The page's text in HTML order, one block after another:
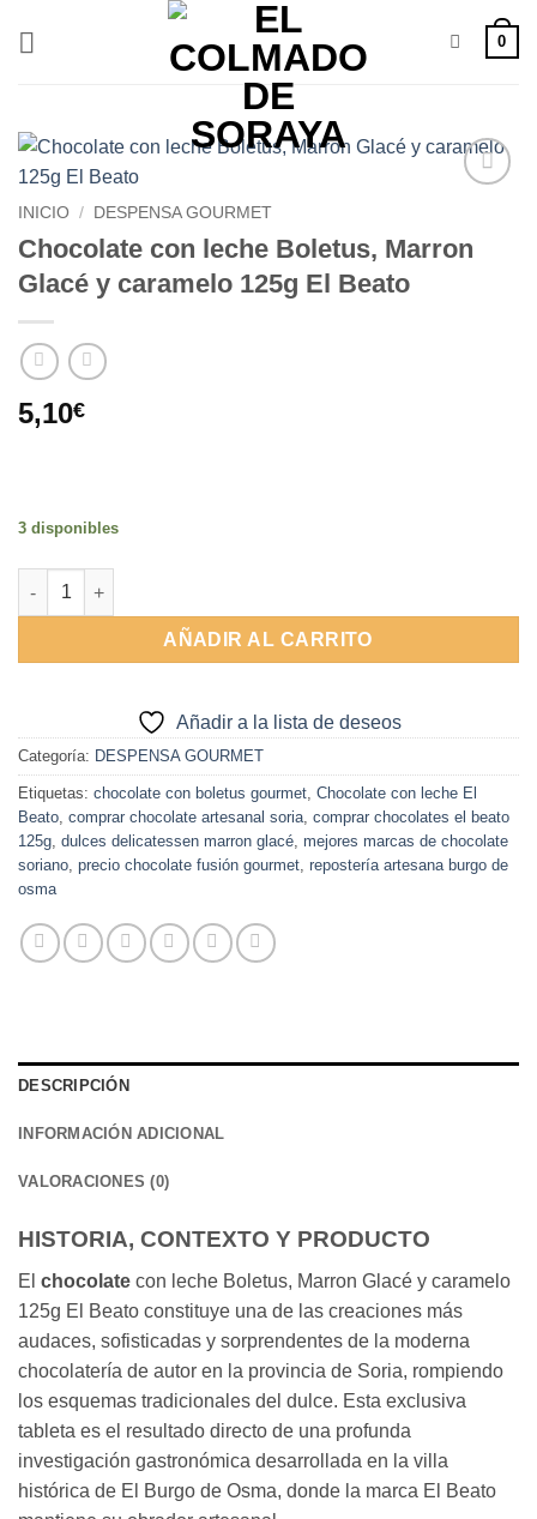
0
lista de
INICIO / DESPENSA GOURMET
Chocolate con leche Boletus, Marron
Glacé y caramelo 125g El Beato
5,10€
3 disponibles
Chocolate con leche Boletus, Marron Glacé y caramelo 125g
AÑADIR AL CARRITO
Alternative:
Añadir a la lista de deseos
Categoría: DESPENSA GOURMET
Etiquetas: chocolate con boletus gourmet, Chocolate con leche El
Beato, comprar chocolate artesanal soria, comprar chocolates el beato
125g, dulces delicatessen marron glacé, mejores marcas de chocolate
soriano, precio chocolate fusión gourmet, repostería artesana burgo de
osma
DESCRIPCIÓN
INFORMACIÓN ADICIONAL
VALORACIONES (0)
HISTORIA, CONTEXTO Y PRODUCTO
El chocolate con leche Boletus, Marron Glacé y caramelo
125g El Beato constituye una de las creaciones más
audaces, sofisticadas y sorprendentes de la moderna
chocolatería de autor en la provincia de Soria, rompiendo
los esquemas tradicionales del dulce. Esta exclusiva
tableta es el resultado directo de una profunda
investigación gastronómica desarrollada en la villa
histórica de El Burgo de Osma, donde la marca El Beato